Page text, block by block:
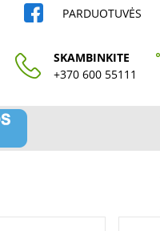
PARDUOTUVĖS
SKAMBINKITE
+370 600 55111